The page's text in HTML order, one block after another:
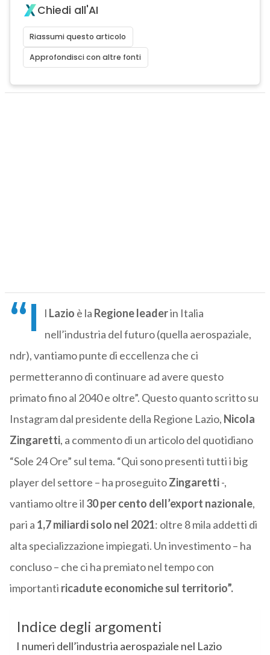
Chiedi all'AI
Riassumi questo articolo
Approfondisci con altre fonti
“I l Lazio è la Regione leaderin Italia
nell’industria del futuro (quella aerospaziale,
ndr), vantiamo punte di eccellenza che ci
permetteranno di continuare ad avere questo
primato fino al 2040 e oltre”. Questo quanto scritto su
Instagram dal presidente della Regione Lazio, Nicola
Zingaretti, a commento di un articolo del quotidiano
“Sole 24 Ore” sul tema. “Qui sono presenti tutti i big
player del settore – ha proseguitoZingaretti-,
vantiamo oltre il 30 per cento dell’export nazionale,
pari a 1,7 miliardi solo nel 2021: oltre 8 mila addetti di
alta specializzazione impiegati. Un investimento – ha
concluso – che ci ha premiato nel tempo con
importanti ricadute economiche sul territorio”.
Indice degli argomenti
I numeri dell’industria aerospaziale nel Lazio